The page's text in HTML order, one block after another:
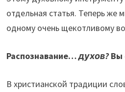
отдельная статья. Теперь же
одному очень щекотливому
Распознавание…духов?Вы
В христианской традиции